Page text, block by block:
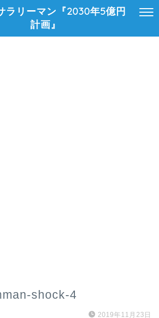
ラリーマン『2030年5億円
計画』
shock-4
2019年11月23日